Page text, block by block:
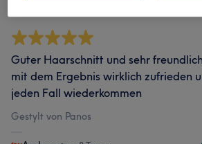
Guter Haarschnitt und sehr
mit dem Ergebnis wirklich zufrieden
jeden Fall wiederkommen
Gestylt von Panos